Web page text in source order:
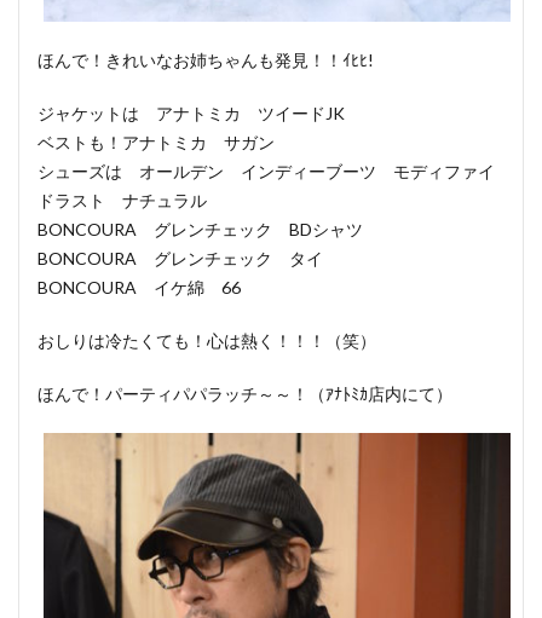
ほんで！きれいなお姉ちゃんも発見！！ｲﾋﾋ!
ジャケットは アナトミカ ツイードJK
ベストも！アナトミカ サガン
シューズは オールデン インディーブーツ モディファイ
ドラスト ナチュラル
BONCOURA グレンチェック BDシャツ
BONCOURA グレンチェック タイ
BONCOURA イケ綿 66
おしりは冷たくても！心は熱く！！！（笑）
ほんで！パーティパパラッチ～～！（ｱﾅﾄﾐｶ店内にて）